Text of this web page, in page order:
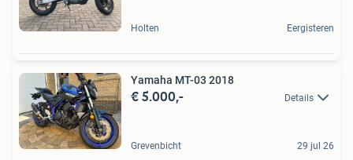
Holten Eergisteren
Yamaha MT-03 2018
€ 5.000,- Details
Grevenbicht 29 jul 26